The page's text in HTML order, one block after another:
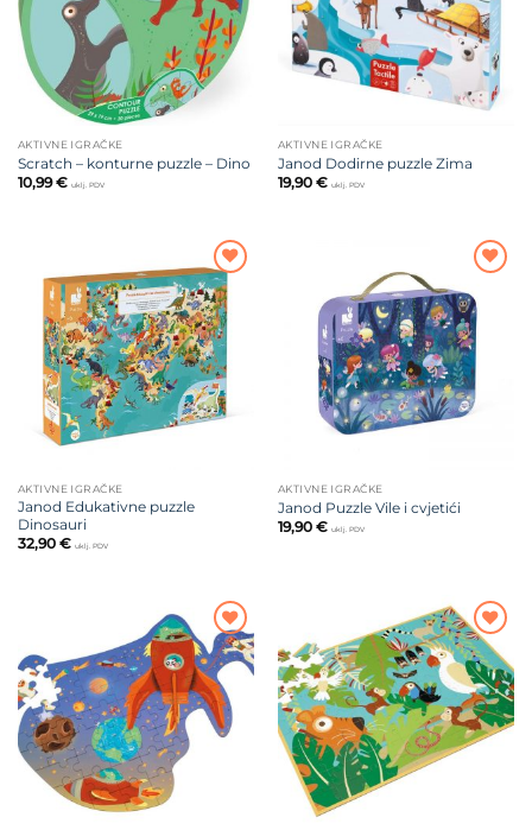
AKTIVNE IGRAČKE
Scratch – konturne puzzle – Dino
10,99€ uklj. PDV
AKTIVNE IGRAČKE
Janod Dodirne puzzle Zima
19,90 € uklj. PDV
Dodajte
na listu
želja
AKTIVNE IGRAČKE
Janod Edukativne puzzle
Dinosauri
32,90 € uklj. PDV
Dodajte
na listu
želja
AKTIVNE IGRAČKE
Janod Puzzle Vile i cvjetići
19,90 € uklj. PDV
Dodajte
na listu
želja
Dodajte
na listu
želja